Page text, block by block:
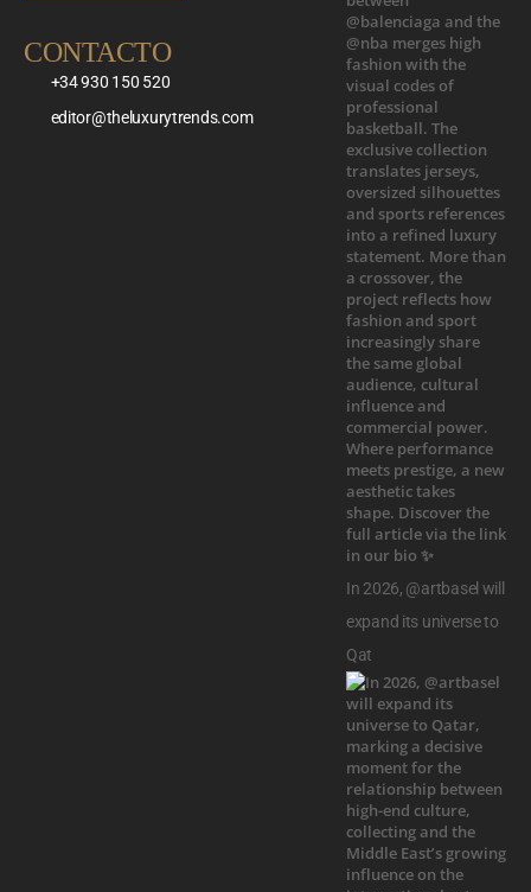
CONTACTO
+34 930 150 520
editor@theluxurytrends.com
In 2026, @artbasel will
expand its universe to
Qat